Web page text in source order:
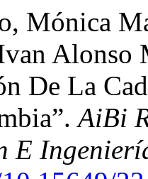
Mónica
Alonso
De La
AiBi
E